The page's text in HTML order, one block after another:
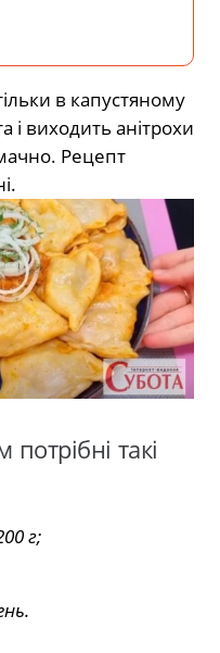
в капустяному
і виходить анітрохи
Рецепт
такі
г;